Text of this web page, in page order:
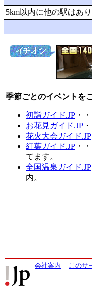
5km以内に他の駅はあ
季節ごとのイベントを
初詣ガイド.JP ・
お花見ガイド.JP
花火大会ガイド.JP
紅葉ガイド.JP ・
てます。
全国温泉ガイド.JP
内。
会社案内 ｜ このサ